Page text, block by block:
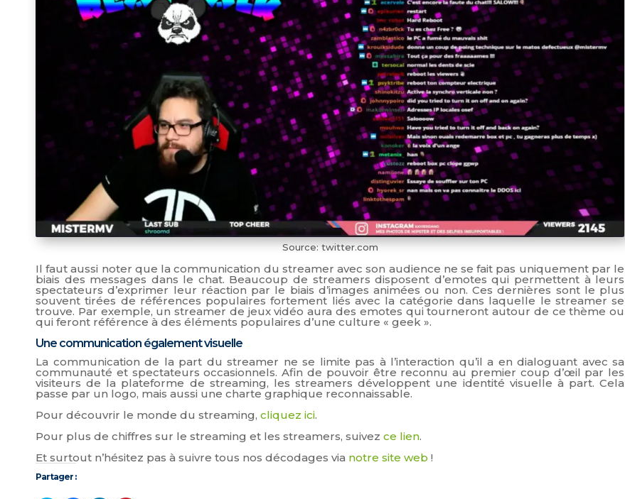
Source: twitter.com
Il faut aussi noter que la communication du streamer avec son audience ne se fait pas uniquement par le
biais des messages dans le chat. Beaucoup de streamers disposent d’emotes qui permettent à leurs
spectateurs d’exprimer leur réaction par le biais d’images animées ou non. Ces dernières sont le plus
souvent tirées de références populaires fortement liés avec la catégorie dans laquelle le streamer se
trouve. Par exemple, un streamer de jeux vidéo aura des emotes qui tourneront autour de ce thème ou
qui feront référence à des éléments populaires d’une culture « geek ».
Une communication également visuelle
La communication de la part du streamer ne se limite pas à l’interaction qu’il a en dialoguant avec sa
communauté et spectateurs occasionnels. Afin de pouvoir être reconnu au premier coup d’œil par les
visiteurs de la plateforme de streaming, les streamers développent une identité visuelle à part. Cela
passe par un logo, mais aussi une charte graphique reconnaissable.
Pour découvrir le monde du streaming, cliquez ici.
Pour plus de chiffres sur le streaming et les streamers, suivez ce lien.
Et surtout n’hésitez pas à suivre tous nos décodages via notre site web !
Partager :